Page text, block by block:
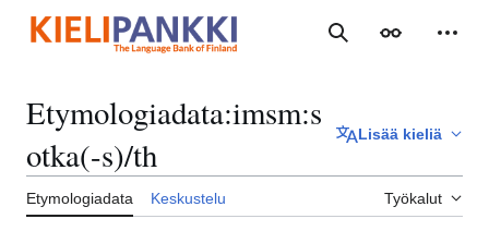
sisältöön
Haku Ulkoasu
Etymologiadata:imsm:s
otka(-s)/th
Lisää kieliä
Etymologiadata Keskustelu Työkalut